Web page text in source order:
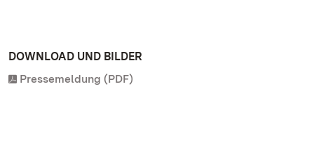
DOWNLOAD UND BILDER
Pressemeldung (PDF)